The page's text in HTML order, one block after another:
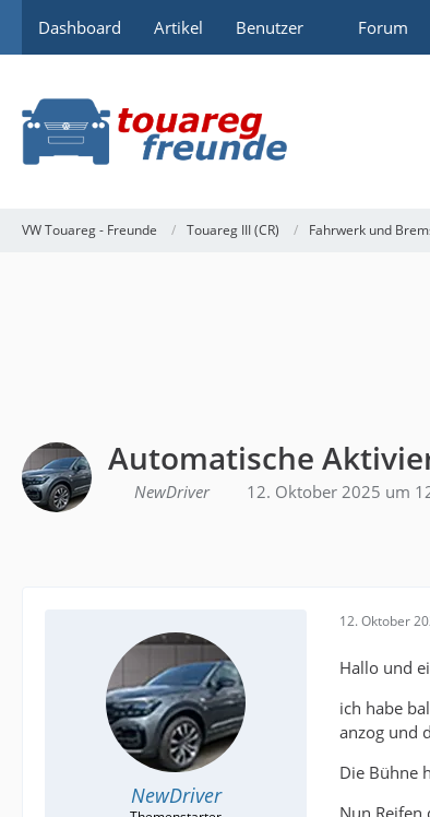
Dashboard Artikel Benutzer Forum
VW Touareg - Freunde Touareg III (CR) Fahrwerk und
Automatische
NewDriver 12. Oktober 2025 um
NewDriver
12. Oktober
Hallo und
ich habe
anzog und
Die Bühne
Nun Reifen